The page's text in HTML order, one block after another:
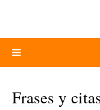
Frases y